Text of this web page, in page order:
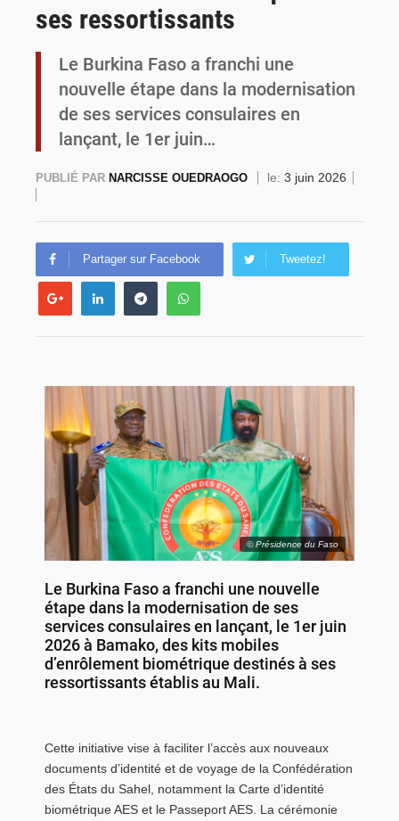
ses ressortissants
Le Burkina Faso a franchi une
nouvelle étape dans la modernisation
de ses services consulaires en
lançant, le 1er juin…
PUBLIÉ PAR NARCISSE OUEDRAOGO le: 3 juin 2026
Partager sur Facebook Tweetez!
© Présidence du Faso
Le Burkina Fasoa franchi une nouvelle
étape dans la modernisation de ses
services consulaires en lançant, le 1er juin
2026 à Bamako, des kits mobiles
d’enrôlement biométrique destinés à ses
ressortissants établis au Mali.
Cette initiative vise à faciliter l’accès aux nouveaux
documents d’identité et de voyage de la Confédération
des États du Sahel , notamment la Carte d’identité
biométrique AES et le Passeport AES. La cérémonie